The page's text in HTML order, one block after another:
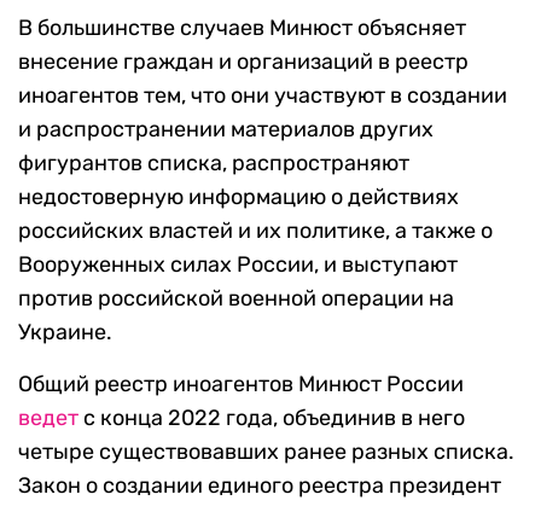
В большинстве случаев Минюст объясняет
внесение граждан и организаций в реестр
иноагентов тем, что они участвуют в создании
и распространении материалов других
фигурантов списка, распространяют
недостоверную информацию о действиях
российских властей и их политике, а также о
Вооруженных силах России, и выступают
против российской военной операции на
Украине.
Общий реестр иноагентов Минюст России
ведет с конца 2022 года, объединив в него
четыре существовавших ранее разных списка.
Закон о создании единого реестра президент